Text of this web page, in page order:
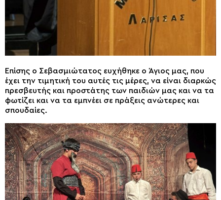
Επίσης ο Σεβασμιώτατος ευχήθηκε ο Άγιος μας, που
έχει την τιμητική του αυτές τις μέρες, να είναι διαρκώς
πρεσβευτής και προστάτης των παιδιών μας και να τα
φωτίζει και να τα εμπνέει σε πράξεις ανώτερες και
σπουδαίες.